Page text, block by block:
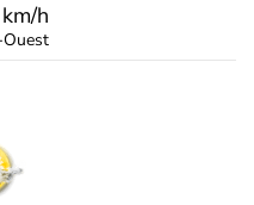
h